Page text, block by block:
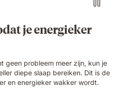
je energieker
geen probleem meer zijn, kun je
diepe slaap bereiken. Dit is de
en energieker wakker wordt.